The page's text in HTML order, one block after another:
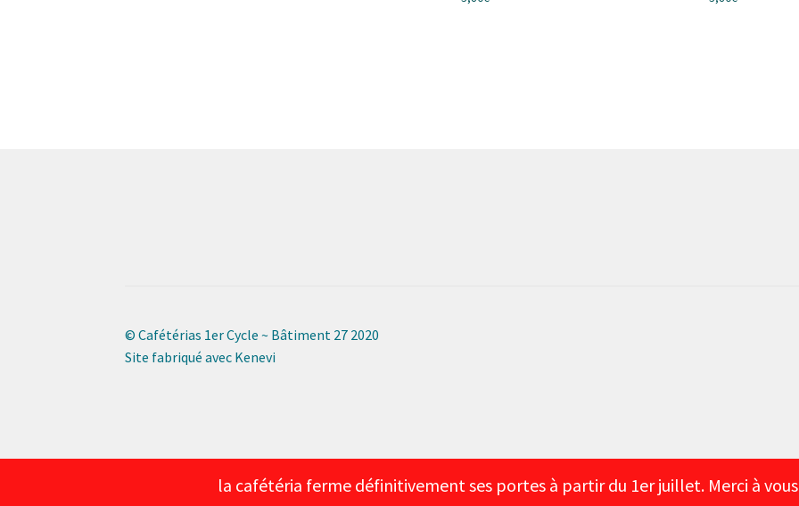
© Cafétérias 1er Cycle ~ Bâtiment 27 2020
Site fabriqué avec Kenevi
la cafétéria ferme définitivement ses portes à partir du 1er juillet. Merci à